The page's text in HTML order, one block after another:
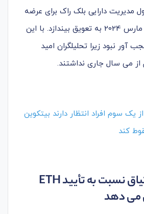
مدیریت دارایی بلک راک برای عرضه
محصول مشابه تا 10 مارس 2024 به تعویق بیندازد. با این
آور نبود زیرا تحلیلگران امید
از می سال جاری نداشتند.
یک سوم افراد انتظار دارند بیتکوین
رئیس SEC اشتیاق نسبت به تأیید ETH